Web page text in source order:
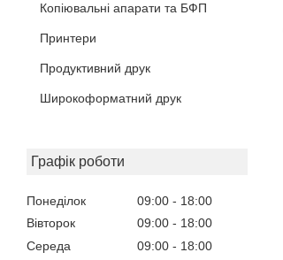
Копіювальні апарати та БФП
Принтери
Продуктивний друк
Широкоформатний друк
Графік роботи
Понеділок 09:00
18:00
Вівторок
09:00
18:00
Середа
09:00
18:00